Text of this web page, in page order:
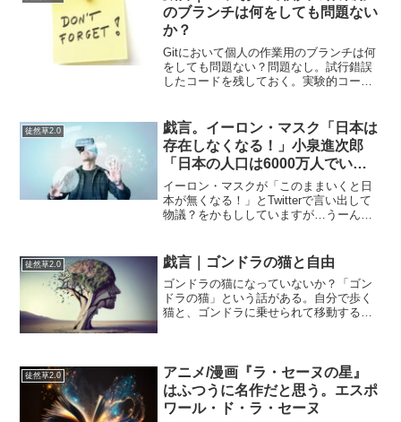
のブランチは何をしても問題ない
か？
Gitにおいて個人の作業用のブランチは何
をしても問題ない？問題なし。試行錯誤
したコードを残しておく。実験的コード
リモートの履歴がローカルの履歴により
（...
徒然草2.0
戯言。イーロン・マスク「日本は
存在しなくなる！」小泉進次郎
「日本の人口は6000万人でい
い！」
イーロン・マスクが「このままいくと日
本が無くなる！」とTwitterで言い出して
物議？をかもししていますが…うーん、
ぱりイーロン・マスクと（ついでに）ザ
ッカーバーグは（...
徒然草2.0 戯言｜ゴンドラの猫と自由
ゴンドラの猫になっていないか？「ゴン
ドラの猫」という話がある。自分で歩く
猫と、ゴンドラに乗せられて移動する猫
や距離感を正確に把握でき...
徒然草2.0
アニメ/漫画『ラ・セーヌの星』
はふつうに名作だと思う。エスポ
ワール・ド・ラ・セーヌ